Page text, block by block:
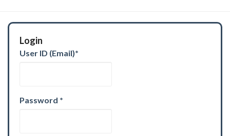
Login
User ID (Email)*
Password *